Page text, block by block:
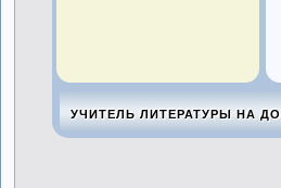
УЧИТЕЛЬ ЛИТЕРАТУРЫ НА